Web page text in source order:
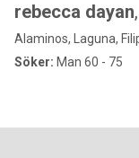
rebecca dayan
Alaminos, Laguna,
Söker: Man 60 - 75